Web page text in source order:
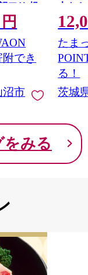
アリ 規
け サケ
切り身
かず 弁
ン 銀鮭
あり
円
でき
沼市
大き
レ・
鰻 ふ
な重
茨城
と納
たま
る！
茨城
みる